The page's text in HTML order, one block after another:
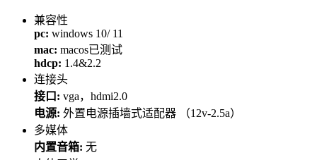
兼容性
pc: windows 10/ 11
mac: macos已测试
hdcp: 1.4&2.2
连接头
接口: vga，hdmi2.0
电源: 外置电源插墙式适配器 （12v-2.5a）
多媒体
内置音箱: 无